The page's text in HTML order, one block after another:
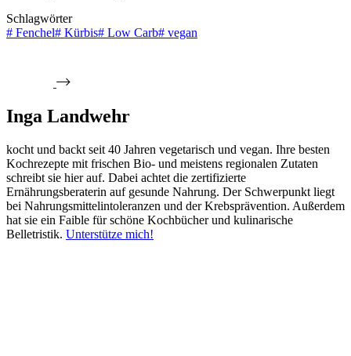
Schlagwörter
# Fenchel# Kürbis# Low Carb# vegan
Inga Landwehr
kocht und backt seit 40 Jahren vegetarisch und vegan. Ihre besten
Kochrezepte mit frischen Bio- und meistens regionalen Zutaten
schreibt sie hier auf. Dabei achtet die zertifizierte
Ernährungsberaterin auf gesunde Nahrung. Der Schwerpunkt liegt
bei Nahrungsmittelintoleranzen und der Krebsprävention. Außerdem
hat sie ein Faible für schöne Kochbücher und kulinarische
Belletristik. Unterstütze mich!